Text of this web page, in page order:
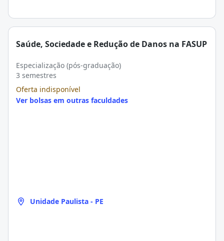
Saúde, Sociedade e Redução de Danos na FASUP
Especialização (pós-graduação)
3 semestres
Oferta indisponível
Ver bolsas em outras faculdades
Unidade Paulista - PE